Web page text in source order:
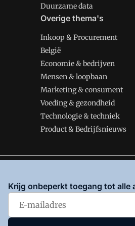
Duurzame data
Overige thema's
Inkoop & Procurement
België
Economie & bedrijven
Mensen & loopbaan
Marketing & consument
Voeding & gezondheid
Technologie & techniek
Product & Bedrijfsnieuws
enPrivacy en Cookie beleid
Krijg onbeperkt toegang tot alle